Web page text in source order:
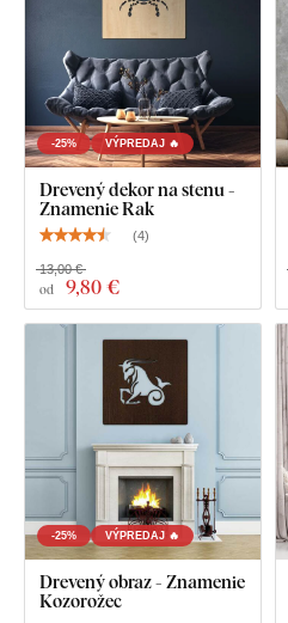
-25% VÝPREDAJ 🔥
Drevený dekor na stenu -
Znamenie Rak
(4)
od 9,80 €
13,00 €
-25% VÝPREDAJ 🔥
Drevený obraz - Znamenie
Kozorožec